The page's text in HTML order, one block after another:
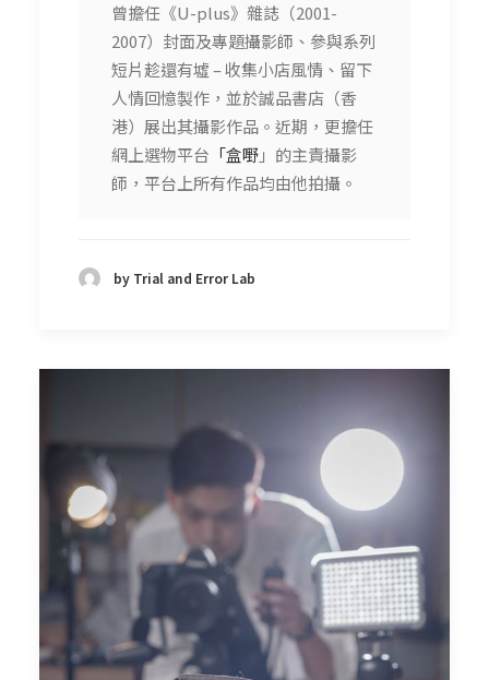
曾擔任《U-plus》雜誌（2001-
2007）封面及專題攝影師、參與系列
短片趁還有墟 – 收集小店風情、留下
人情回憶製作，並於誠品書店（香
港）展出其攝影作品。近期，更擔任
網上選物平台 「盒嘢」的主責攝影
師，平台上所有作品均由他拍攝。
by Trial and Error Lab